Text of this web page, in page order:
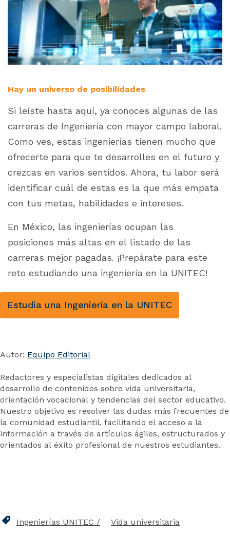
Hay un universo de posibilidades
Si leíste hasta aquí, ya conoces algunas de las
carreras de Ingeniería con mayor campo laboral.
Como ves, estas ingenierías tienen mucho que
ofrecerte para que te desarrolles en el futuro y
crezcas en varios sentidos. Ahora, tu labor será
identificar cuál de estas es la que más empata
con tus metas, habilidades e intereses.
En México, las ingenierías ocupan las
posiciones más altas en el listado de las
carreras mejor pagadas. ¡Prepárate para este
reto estudiando una ingeniería en la UNITEC!
Estudia una Ingeniería en la UNITEC
Autor: Equipo Editorial
Redactores y especialistas digitales dedicados al
desarrollo de contenidos sobre vida universitaria,
orientación vocacional y tendencias del sector educativo.
Nuestro objetivo es resolver las dudas más frecuentes de
la comunidad estudiantil, facilitando el acceso a la
información a través de artículos ágiles, estructurados y
orientados al éxito profesional de nuestros estudiantes.
Ingenierías UNITEC Vida universitaria